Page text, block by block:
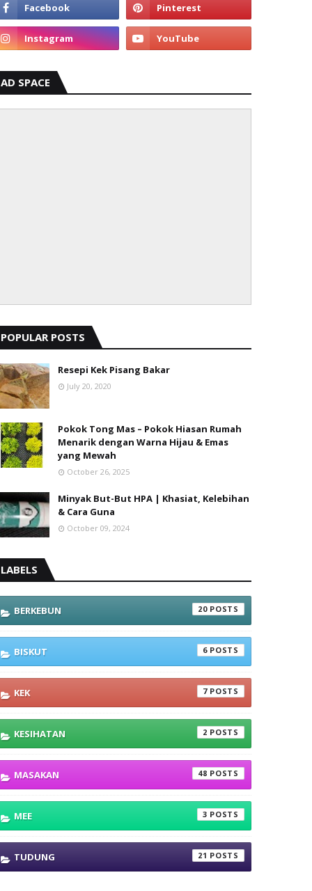
AD SPACE
POPULAR POSTS
Resepi Kek Pisang Bakar
July 20, 2020
Pokok Tong Mas – Pokok Hiasan Rumah
Menarik dengan Warna Hijau & Emas
yang Mewah
October 26, 2025
Minyak But-But HPA | Khasiat, Kelebihan
& Cara Guna
October 09, 2024
LABELS
BERKEBUN 20
BISKUT 6
KEK 7
KESIHATAN 2
MASAKAN 48
MEE 3
TUDUNG 21